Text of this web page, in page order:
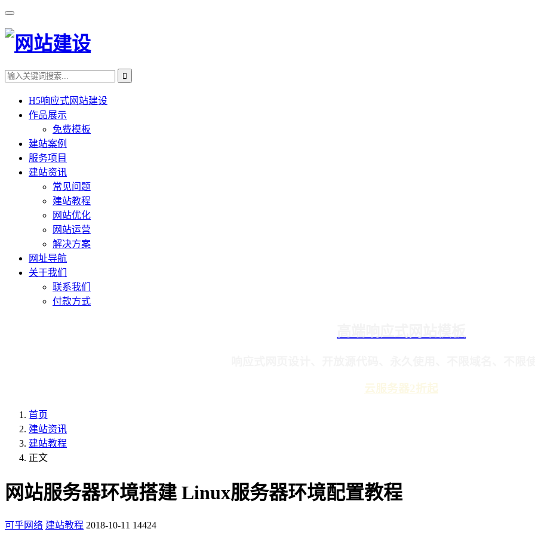
H5响应式网站建设
作品展示
免费模板
建站案例
服务项目
建站资讯
常见问题
建站教程
网站优化
网站运营
解决方案
网址导航
关于我们
联系我们
付款方式
云服务器2折起
首页
建站资讯
建站教程
正文
网站服务器环境搭建 Linux服务器环境配置教程
可乎网络 建站教程 2018-10-11 14424